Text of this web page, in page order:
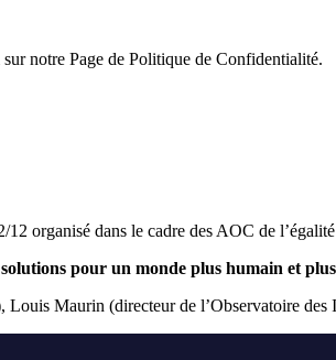
notre Page de Politique de Confidentialité.
12 organisé dans le cadre des AOC de
pour un monde plus humain et
Louis Maurin (directeur de l’Observatoire